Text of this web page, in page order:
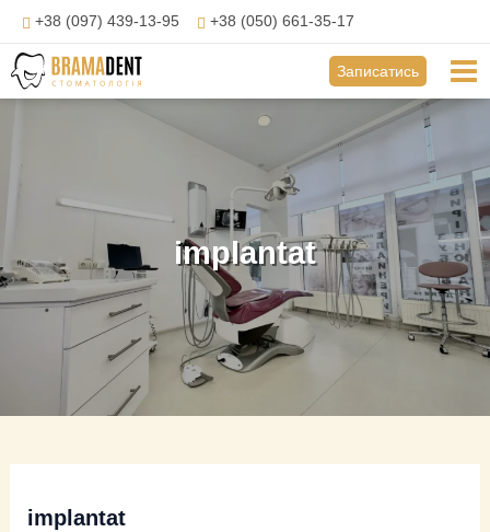
вмісту
+38 (097) 439-13-95 +38 (050) 661-35-17
Записатись
implantat
implantat